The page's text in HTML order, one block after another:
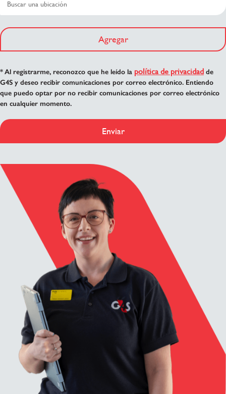
Agregar
* Al registrarme, reconozco que he leído la política de privacidad de
G4S y deseo recibir comunicaciones por correo electrónico. Entiendo
que puedo optar por no recibir comunicaciones por correo electrónico
en cualquier momento.
Enviar